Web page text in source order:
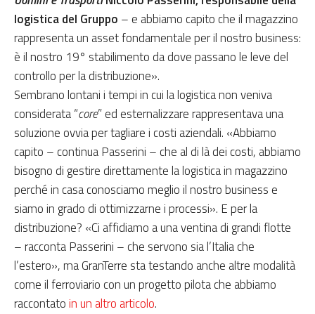
logistica del Gruppo – e abbiamo capito che il magazzino
rappresenta un asset fondamentale per il nostro business:
è il nostro 19° stabilimento da dove passano le leve del
controllo per la distribuzione».
Sembrano lontani i tempi in cui la logistica non veniva
considerata “core” ed esternalizzare rappresentava una
soluzione ovvia per tagliare i costi aziendali. «Abbiamo
capito – continua Passerini – che al di là dei costi, abbiamo
bisogno di gestire direttamente la logistica in magazzino
perché in casa conosciamo meglio il nostro business e
siamo in grado di ottimizzarne i processi». E per la
distribuzione? «Ci affidiamo a una ventina di grandi flotte
– racconta Passerini – che servono sia l’Italia che
l’estero», ma GranTerre sta testando anche altre modalità
come il ferroviario con un progetto pilota che abbiamo
raccontatoin un altro articolo.